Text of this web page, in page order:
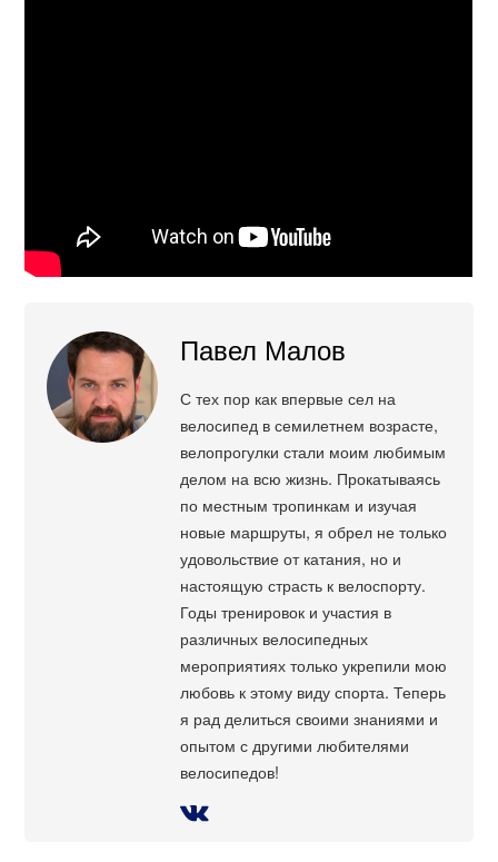
Павел Малов
С тех пор как впервые сел на
велосипед в семилетнем возрасте,
велопрогулки стали моим любимым
делом на всю жизнь. Прокатываясь
по местным тропинкам и изучая
новые маршруты, я обрел не только
удовольствие от катания, но и
настоящую страсть к велоспорту.
Годы тренировок и участия в
различных велосипедных
мероприятиях только укрепили мою
любовь к этому виду спорта. Теперь
я рад делиться своими знаниями и
опытом с другими любителями
велосипедов!